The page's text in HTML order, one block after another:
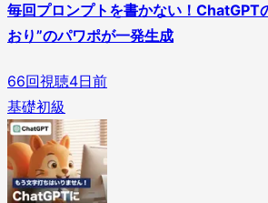
毎回プロンプトを書かない！ChatGPT
おり”のパワポが一発生成
66回視聴4日前
基礎初級